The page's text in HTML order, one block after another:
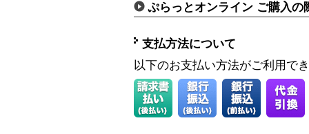
ぷらっとオンライン ご購入の
支払方法について
以下のお支払い方法がご利用で